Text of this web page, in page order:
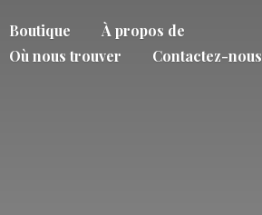
Boutique
À propos de
Où nous trouver
Contactez-nous